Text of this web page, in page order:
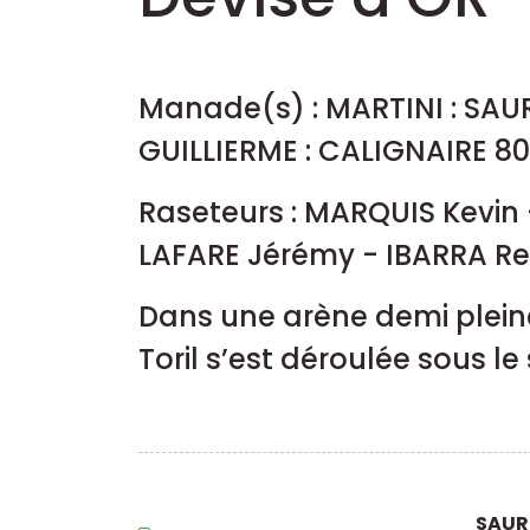
Manade(s) : MARTINI :
GUILLIERME : CALIGNAIRE
Raseteurs : MARQUIS
LAFARE Jérémy - IBARRA
Dans une arène demi
Toril s’est déroulée sous